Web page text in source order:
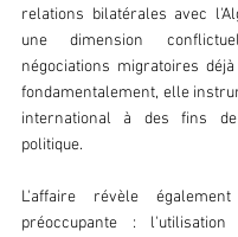
relations bilatérales avec
une dimension
négociations migratoires
fondamentalement, elle
international à des fins de
politique.
L'affaire révèle
préoccupante : l'utilisation